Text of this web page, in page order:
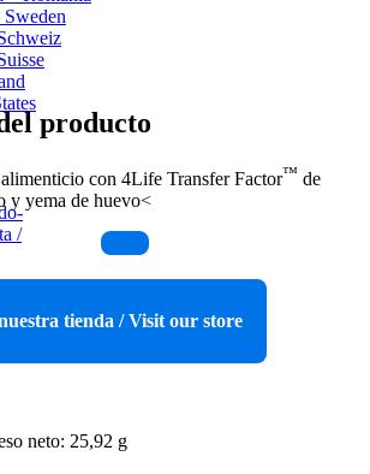
producto
con 4Life Transfer Factor™ de
y yema de huevo<
tienda / Visit our store
neto: 25,92 g